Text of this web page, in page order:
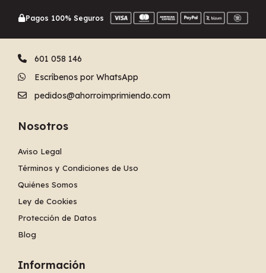
Pagos 100% Seguros
601 058 146
Escríbenos por WhatsApp
pedidos@ahorroimprimiendo.com
Nosotros
Aviso Legal
Términos y Condiciones de Uso
Quiénes Somos
Ley de Cookies
Protección de Datos
Blog
Información